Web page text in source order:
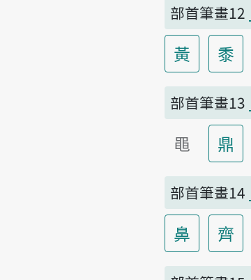
部首筆畫12
黃 黍
部首筆畫13
黽 鼎
部首筆畫14
鼻 齊